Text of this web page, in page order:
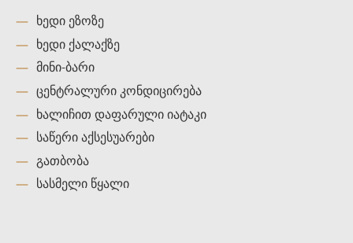
ხედი ეზოზე
ხედი ქალაქზე
მინი-ბარი
ცენტრალური კონდიცირება
ხალიჩით დაფარული იატაკი
საწერი აქსესუარები
გათბობა
სასმელი წყალი